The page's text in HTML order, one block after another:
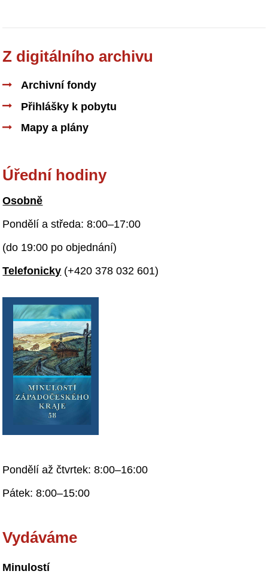
Z digitálního archivu
Archivní fondy
Přihlášky k pobytu
Mapy a plány
Úřední hodiny
Osobně
Pondělí a středa: 8:00–17:00
(do 19:00 po objednání)
Telefonicky (+420 378 032 601)
Pondělí až čtvrtek: 8:00–16:00
Pátek: 8:00–15:00
Vydáváme
Minulostí